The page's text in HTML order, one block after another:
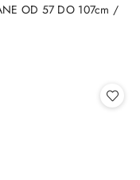
OD 57 DO 107cm /